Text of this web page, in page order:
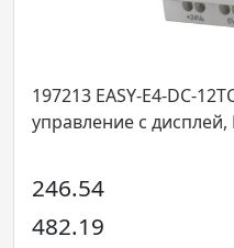
Електронно реле за
24V DC, Eat...
EUR/БР с ДДС
BGN/БР с ДДС